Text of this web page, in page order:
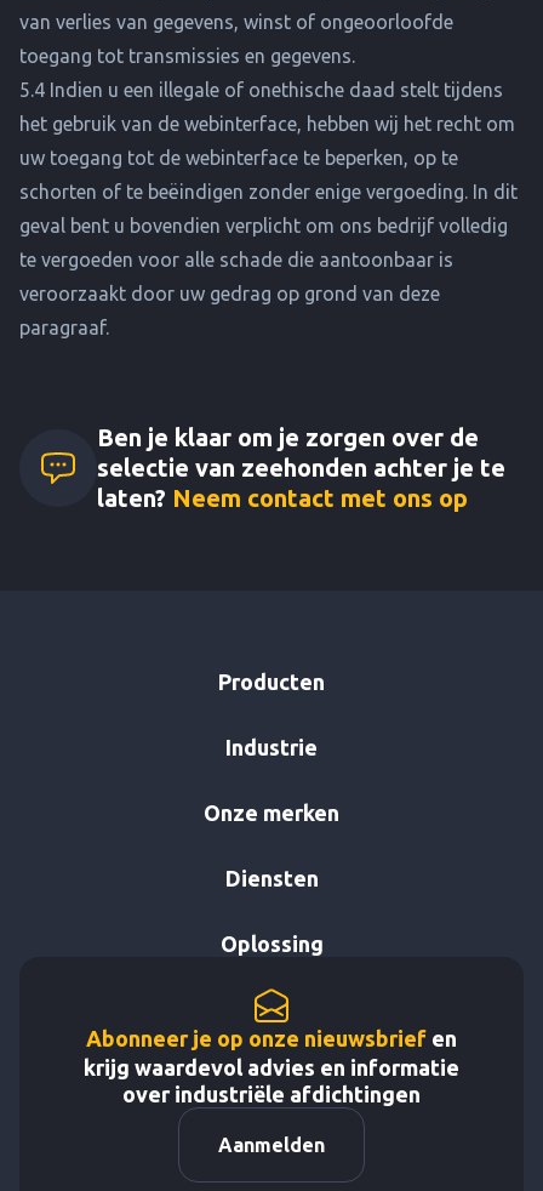
van verlies van gegevens, winst of ongeoorloofde
toegang tot transmissies en gegevens.
5.4 Indien u een illegale of onethische daad stelt tijdens
het gebruik van de webinterface, hebben wij het recht om
uw toegang tot de webinterface te beperken, op te
schorten of te beëindigen zonder enige vergoeding. In dit
geval bent u bovendien verplicht om ons bedrijf volledig
te vergoeden voor alle schade die aantoonbaar is
veroorzaakt door uw gedrag op grond van deze
paragraaf.
Ben je klaar om je zorgen over de
selectie van zeehonden achter je te
laten? Neem contact met ons op
Producten
Industrie
Onze merken
Diensten
Oplossing
Abonneer je op onze nieuwsbrief en
krijg waardevol advies en informatie
over industriële afdichtingen
Aanmelden